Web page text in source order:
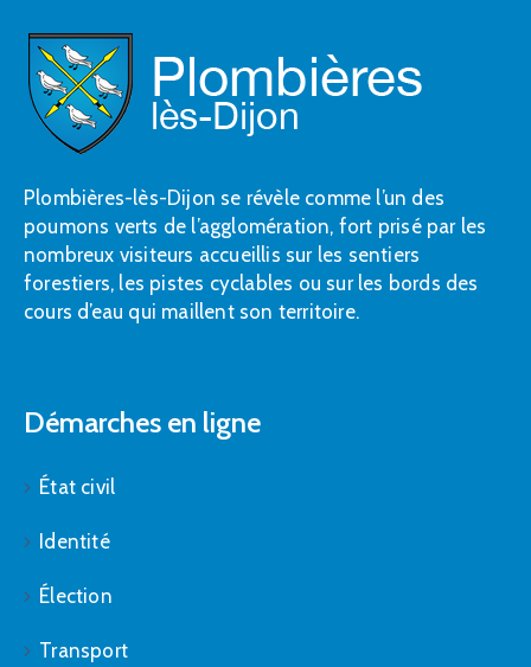
Plombières-lès-Dijon se révèle comme l’un des
poumons verts de l’agglomération, fort prisé par les
nombreux visiteurs accueillis sur les sentiers
forestiers, les pistes cyclables ou sur les bords des
cours d’eau qui maillent son territoire.
Démarches en ligne
État civil
Identité
Élection
Transport